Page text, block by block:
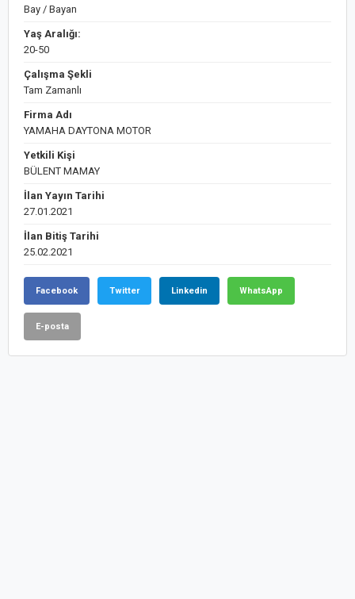
Bay / Bayan
Yaş Aralığı:
20-50
Çalışma Şekli
Tam Zamanlı
Firma Adı
YAMAHA DAYTONA MOTOR
Yetkili Kişi
BÜLENT MAMAY
İlan Yayın Tarihi
27.01.2021
İlan Bitiş Tarihi
25.02.2021
Facebook Twitter Linkedin WhatsApp
E-posta